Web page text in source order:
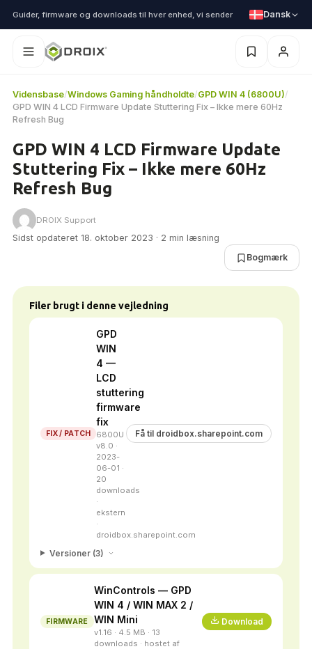
Guider, firmware og downloads til hver enhed, vi sender Dansk
Vidensbase/Windows Gaming håndholdte/GPD WIN 4 (6800U)/
GPD WIN 4 LCD Firmware Update Stuttering Fix – Ikke mere 60Hz
Refresh Bug
GPD WIN 4 LCD Firmware Update
Stuttering Fix – Ikke mere 60Hz
Refresh Bug
DROIX Support
Sidst opdateret 18. oktober 2023 · 2 min læsning
Bogmærk
Filer brugt i denne vejledning
FIX / PATCH
GPD
WIN
4 —
LCD
stuttering
firmware
fix
6800U
v8.0 ·
2023-
06-01 ·
20
downloads
·
ekstern
·
droidbox.sharepoint.com
Få til droidbox.sharepoint.com
Versioner (3)
FIRMWARE
WinControls — GPD
WIN 4 / WIN MAX 2 /
WIN Mini
v1.16 · 4.5 MB · 13
downloads · hostet af
Download